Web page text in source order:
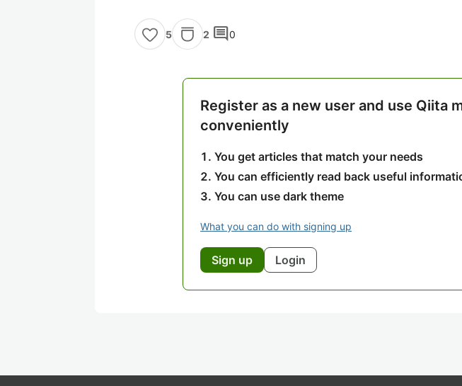
5 2 comment0
Register as a new user and use Qiita
conveniently
You get articles that match your needs
You can efficiently read back useful
You can use dark theme
What you can do with signing up
Sign up Login